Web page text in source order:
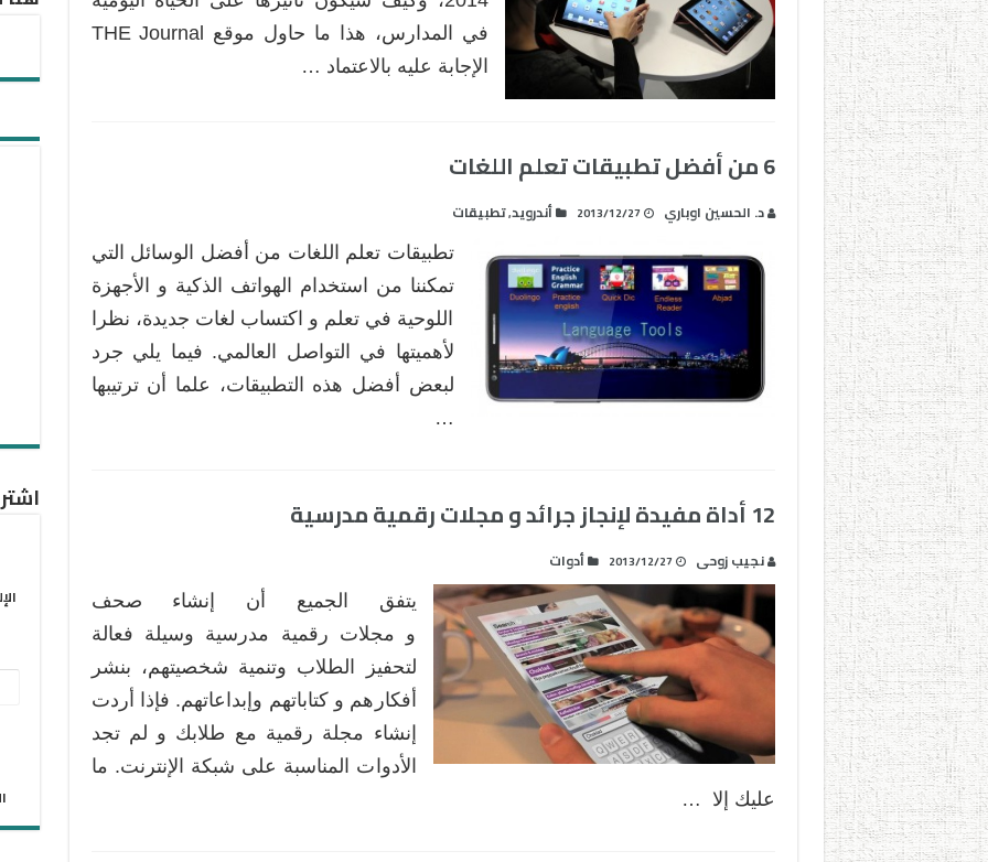
في المدارس، هذا ما حاول موقع THE Journal
الإجابة عليه بالاعتماد …
6 من أفضل تطبيقات تعلم اللغات
د. الحسين اوباري 2013/12/27 أندرويد,تطبيقات
تطبيقات تعلم اللغات من أفضل الوسائل التي
تمكننا من استخدام الهواتف الذكية و الأجهزة
اللوحية في تعلم و اكتساب لغات جديدة، نظرا
لأهميتها في التواصل العالمي. فيما يلي جرد
لبعض أفضل هذه التطبيقات، علما أن ترتيبها
…
12 أداة مفيدة لإنجاز جرائد و مجلات رقمية مدرسية
نجيب زوحى 2013/12/27 أدوات
يتفق الجميع أن إنشاء صحف
و مجلات رقمية مدرسية وسيلة فعالة
لتحفيز الطلاب وتنمية شخصيتهم، بنشر
أفكارهم و كتاباتهم وإبداعاتهم. فإذا أردت
إنشاء مجلة رقمية مع طلابك و لم تجد
الأدوات المناسبة على شبكة الإنترنت. ما
عليك إلا …